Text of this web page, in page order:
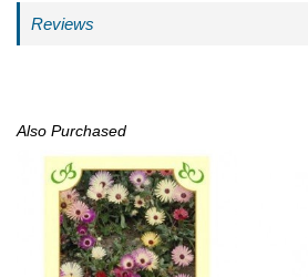
Reviews
Also Purchased